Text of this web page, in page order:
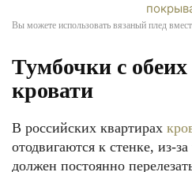
Вы можете использовать вязаный плед
Тумбочки с обеих
кровати
В российских квартирах
отодвигаются к стенке, из-
должен постоянно